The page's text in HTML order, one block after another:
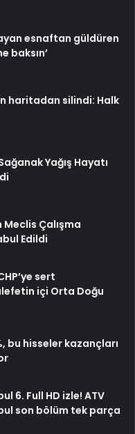
esnaftan güldüren
baksın’
haritadan silindi: Halk
Yağış Hayatı
Meclis Çalışma
Edildi
sert
içi Orta Doğu
bu hisseler kazançları
6. Full HD izle! ATV
son bölüm tek parça